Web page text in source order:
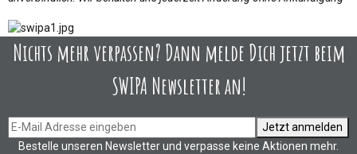
Nichts mehr verpassen? Dann melde Dich jetzt beim
SWIPA Newsletter an!
Jetzt anmelden
Bestelle unseren Newsletter und verpasse keine Aktionen mehr.